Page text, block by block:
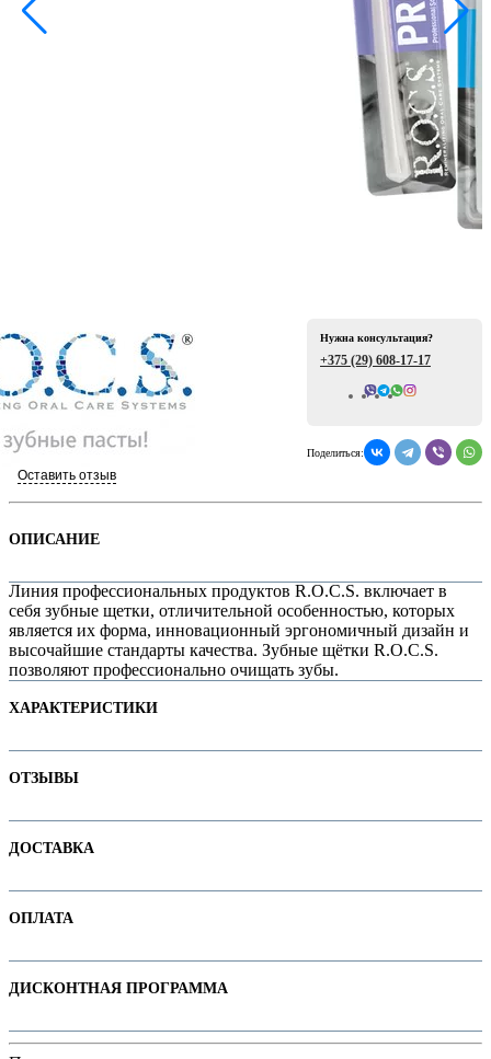
Всего отзывов: 0
Оставить отзыв
Нужна консультация?
+375 (29) 608-17-17
Поделиться:
ОПИСАНИЕ
Линия профессиональных продуктов R.O.C.S. включает в
себя зубные щетки, отличительной особенностью, которых
является их форма, инновационный эргономичный дизайн и
высочайшие стандарты качества. Зубные щётки R.O.C.S.
позволяют профессионально очищать зубы.
ХАРАКТЕРИСТИКИ
Для ортоконструкций
Основная цена
Бренд
ОТЗЫВЫ
ДОСТАВКА
В интернет-магазине доступны варианты доставки:
ОПЛАТА
Оплачивайте покупки удобным способом. В интернет-магазине доступны
варианты оплаты:
1. Наличными. При самовывозе или доставке курьером.
ДИСКОНТНАЯ ПРОГРАММА